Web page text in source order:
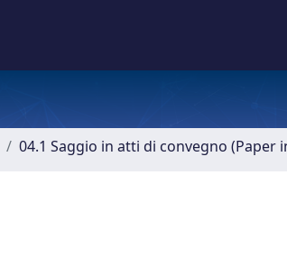
04.1 Saggio in atti di convegno (Paper